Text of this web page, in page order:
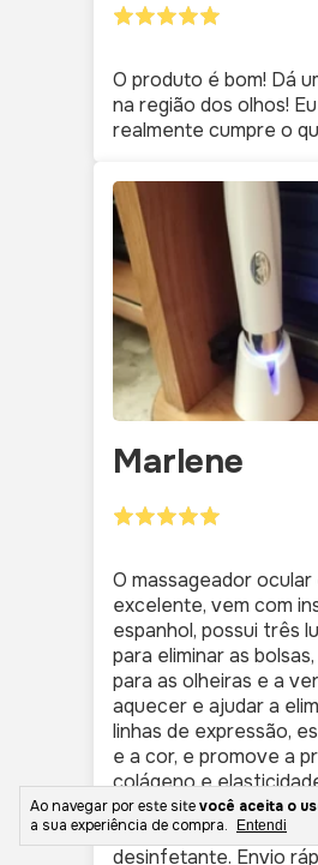
Ao navegar por este sitevocê aceita o
a sua experiência de compra.
Entendi
O produto é bom! Dá
na região dos olhos!
realmente cumpre o
Marlene
O massageador ocular
excelente, vem com
espanhol, possui três
para eliminar as
para as olheiras e a
aquecer e ajudar a
linhas de expressão,
e a cor, e promove a
colágeno e
aparelho de alta
Também inclui um
desinfetante. Envio